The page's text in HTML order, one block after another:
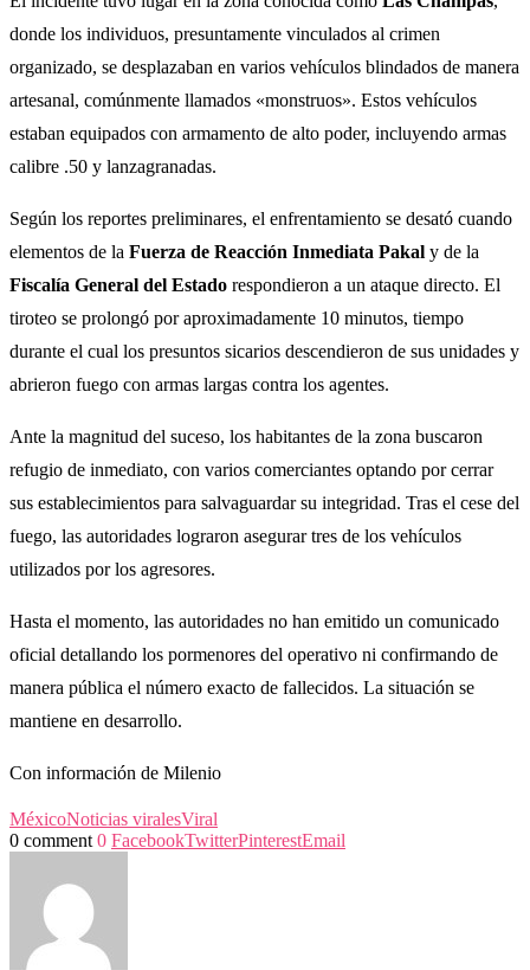
donde los individuos, presuntamente vinculados al crimen
organizado, se desplazaban en varios vehículos blindados de manera
artesanal, comúnmente llamados «monstruos». Estos vehículos
estaban equipados con armamento de alto poder, incluyendo armas
calibre .50 y lanzagranadas.
Según los reportes preliminares, el enfrentamiento se desató cuando
elementos de la Fuerza de Reacción Inmediata Pakal y de la
Fiscalía General del Estado respondieron a un ataque directo. El
tiroteo se prolongó por aproximadamente 10 minutos, tiempo
durante el cual los presuntos sicarios descendieron de sus unidades y
abrieron fuego con armas largas contra los agentes.
Ante la magnitud del suceso, los habitantes de la zona buscaron
refugio de inmediato, con varios comerciantes optando por cerrar
sus establecimientos para salvaguardar su integridad. Tras el cese del
fuego, las autoridades lograron asegurar tres de los vehículos
utilizados por los agresores.
Hasta el momento, las autoridades no han emitido un comunicado
oficial detallando los pormenores del operativo ni confirmando de
manera pública el número exacto de fallecidos. La situación se
mantiene en desarrollo.
Con información de Milenio
MéxicoNoticias viralesViral
0 comment 0 FacebookTwitterPinterestEmail